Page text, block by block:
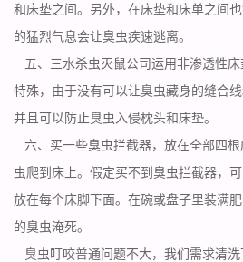
和床垫之间。另外，在床垫和床单之间
的猛烈气息会让臭虫疾速逃离。
五、三水杀虫灭鼠公司运用非渗透性
特殊，由于没有可以让臭虫藏身的缝合
并且可以 防止臭虫 入侵枕头和床垫。
六、买一些臭虫拦截器，放在全部四
虫爬到床上。假定买不到臭虫拦截器，
放在每个床脚下面。在碗或盘子里装满
的臭虫淹死。
臭虫叮咬普通问题不大，我们需求清